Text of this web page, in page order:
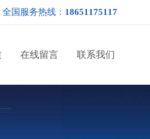
全国服务热线： 18651175117
在线留言 联系我们